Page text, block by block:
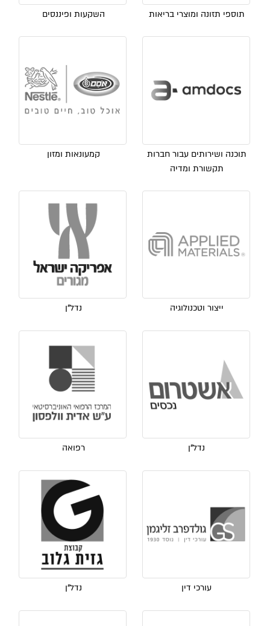
תוספי תזונה ומוצרי בריאות השקעות ופיננסים
תוכנה ושירותים עבור חברות
תקשורת ומדיה
קמעונאות ומזון
ייצור וטכנולוגיה נדל"ן
נדל"ן רפואה
עורכי דין נדל"ן